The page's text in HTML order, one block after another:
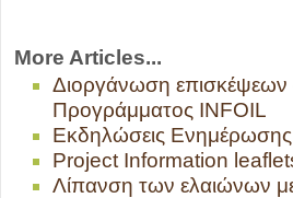
More Articles...
Διοργάνωση
Προγράμματος INFOIL
Εκδηλώσεις Ενημέρωσης
Project Information
Λίπανση των ελαιώνων